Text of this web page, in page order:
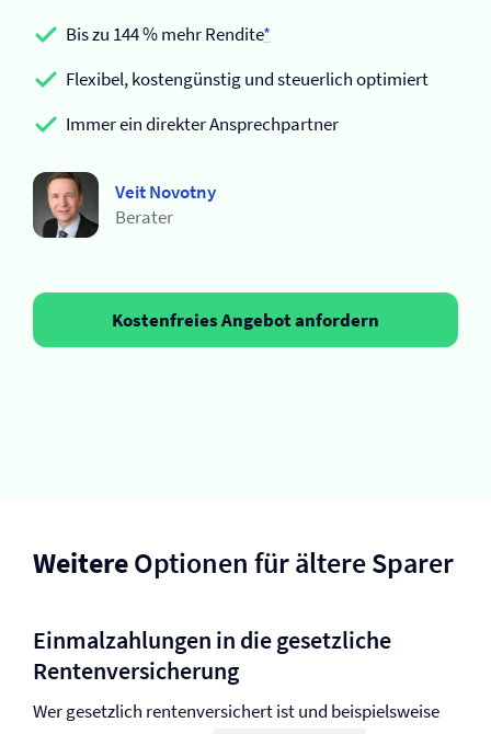
Bis zu 144 % mehr Rendite*
Flexibel, kostengünstig und steuerlich optimiert
Immer ein direkter Ansprechpartner
Veit Novotny
Berater
Kostenfreies Angebot anfordern
WeitereOptionen für ältere Sparer
Einmalzahlungen in die gesetzliche
Renten­versicherung
Wer gesetzlich rentenversichert ist und beispielsweise